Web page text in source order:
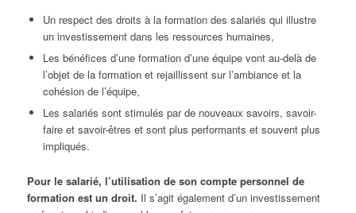
Un respect des droits à la formation des salariés qui illustre
un investissement dans les ressources humaines,
Les bénéfices d’une formation d’une équipe vont au-delà de
l’objet de la formation et rejaillissent sur l’ambiance et la
cohésion de l’équipe,
Les salariés sont stimulés par de nouveaux savoirs, savoir-
faire et savoir-êtres et sont plus performants et souvent plus
impliqués.
Pour le salarié, l’utilisation de son compte personnel de
formation est un droit. Il s’agit également d’un investissement